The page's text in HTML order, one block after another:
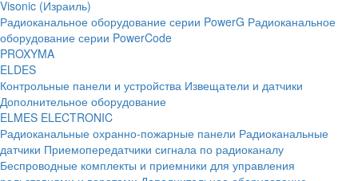
Visonic (Израиль)
Радиоканальное оборудование серии PowerG Радиоканальное
оборудование серии PowerCode
PROXYMA
ELDES
Контрольные панели и устройства Извещатели и датчики
Дополнительное оборудование
ELMES ELECTRONIC
Радиоканальные охранно-пожарные панели Радиоканальные
датчики Приемопередатчики сигнала по радиоканалу
Беспроводные комплекты и приемники для управления